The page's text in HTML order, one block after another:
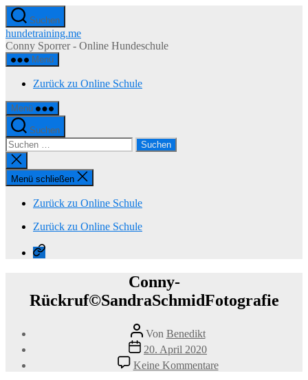
Zum
Inhalt
springen
Suchen
hundetraining.me
Conny Sporrer - Online Hundeschule
Menü
Zurück zu Online Schule
Menü
Suchen
Suchen
nach:
Suche
schließen
Menü schließen
Zurück zu Online Schule
Zurück zu Online Schule
Zurück
zu
Conny-
Rückruf©SandraSchmidFotografie
Beitragsautor
Von Benedikt
Veröffentlichungsdatum
20. April 2020
Keine Kommentarezu
Conny-